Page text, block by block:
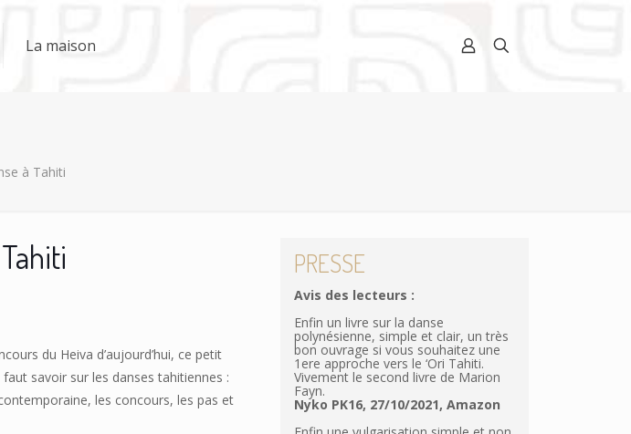
La maison
à Tahiti
du Heiva d’aujourd’hui, ce petit
savoir sur les danses tahitiennes :
les concours, les pas et
PRESSE
Avis des lecteurs :
Enfin un livre sur la danse
polynésienne, simple et clair, un très
bon ouvrage si vous souhaitez une
1ere approche vers le ‘Ori Tahiti.
Vivement le second livre de Marion
Fayn.
Nyko PK16, 27/10/2021, Amazon